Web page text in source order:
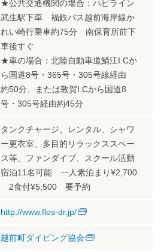
★公共交通機関の場合：ハピライン
武生駅下車 福鉄バス越前海岸線か
れい崎行乗車約75分 南保育所前下
車後すぐ
★車の場合：北陸自動車道鯖江I.Cか
ら国道8号・365号・305号線経由
約50分、または敦賀I.Cから国道8
号・305号経由約45分
タンクチャージ、レンタル、シャワ
ー更衣室、多目的リラックススペー
ス等、ファンダイブ、スクール活動
宿泊11名可能 一人素泊まり¥2,700
2食付¥5,500 要予約
http://www.flos-dr.jp/
越前町ダイビング協会